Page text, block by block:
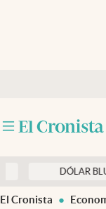
DÓLAR BLUE $
El Cronista